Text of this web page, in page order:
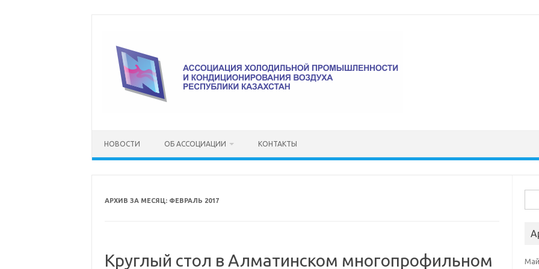
НОВОСТИ ОБ АССОЦИАЦИИ КОНТАКТЫ
АРХИВ ЗА МЕСЯЦ: ФЕВРАЛЬ 2017
Круглый стол в Алматинском многопрофильном